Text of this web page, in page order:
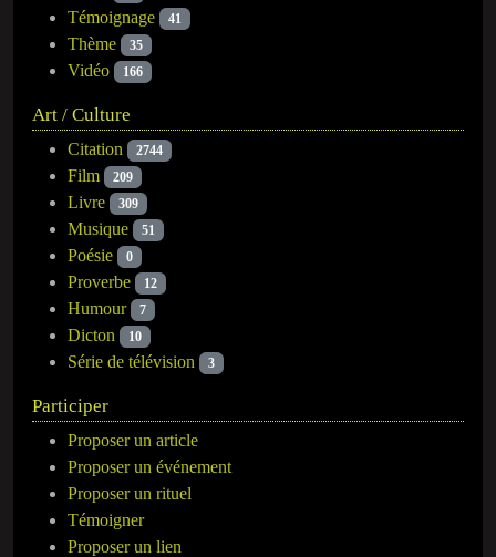
Témoignage 41
Thème 35
Vidéo 166
Art / Culture
Citation 2744
Film 209
Livre 309
Musique 51
Poésie 0
Proverbe 12
Humour 7
Dicton 10
Série de télévision 3
Participer
Proposer un article
Proposer un événement
Proposer un rituel
Témoigner
Proposer un lien